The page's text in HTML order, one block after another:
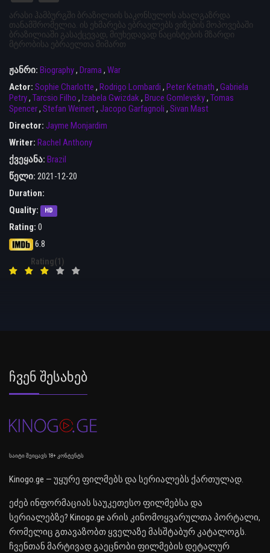
არასი ჰამბურგში ბრაზილიის საკონსულოს ახალგაზრდა
თანამშრომელია. ის ეხმარება ებრაელებს ვიზების მოპოვებაში
ბრაზილიაში გასაქცევად, მიუხედავად ნაცისტების მზარდი
მტრობისა ებრაელთა მიმართ
ჟანრი: Biography, Drama, War
Actor: Sophie Charlotte , Rodrigo Lombardi , Peter Ketnath , Gabriela
Petry, Tarcsio Filho , Izabela Gwizdak , Bruce Gomlevsky, Tomas
Spencer, Stefan Weinert, Jacopo Garfagnoli , Sivan Mast
Director: Jayme Monjardim
Writer: Rachel Anthony
ქვეყანა: Brazil
წელი: 2021-12-20
Duration:
Quality:
HD
Rating: 0
6.8
Rating(1)
Ჩვენ Შესახებ
საიტი შეიცავს 18+ კონტენტს
Kinogo.ge — უყურე ფილმებს და სერიალებს ქართულად.
ეძებ ინფორმაციას საუკეთესო ფილმებსა და
სერიალებზე? Kinogo.ge არის კინომოყვარულთა პორტალი,
რომელიც გთავაზობთ ყველაზე მასშტაბურ კატალოგს.
ჩვენთან მარტივად გაეცნობი ფილმების დეტალურ